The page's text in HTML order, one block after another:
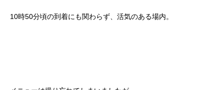
10時50分頃の到着にも関わらず、活気のある場内。